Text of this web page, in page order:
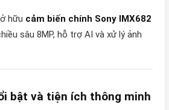
hữu cảm biến chính Sony IMX682
sâu 8MP, hỗ trợ AI và xử lý ảnh
bật và tiện ích thông minh